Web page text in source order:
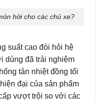
hời cho các chủ xe?
suất cao đòi hỏi hệ
dùng đã trải nghiệm
tản nhiệt đồng tối
đại của sản phẩm
vượt trội so với các